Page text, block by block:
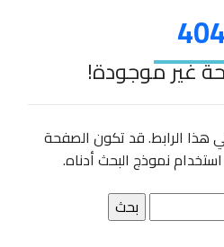
404
غير موجودة!
هذا الرابط. قد تكون الصفحة
نموذج البحث أدناه.